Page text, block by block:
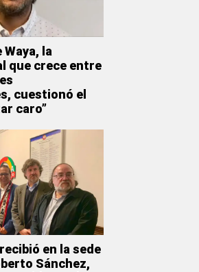
la
que crece entre
cuestionó el
caro”
en la sede
Sánchez,